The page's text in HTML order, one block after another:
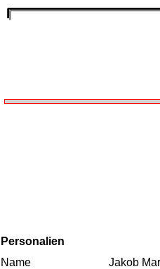
Personalien
Name
Jakob